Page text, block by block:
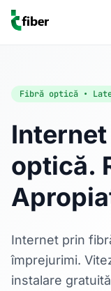
Fibră optică •
optică.
Internet prin
împrejurimi.
instalare
Acasă
Internet
Fibră optică până la